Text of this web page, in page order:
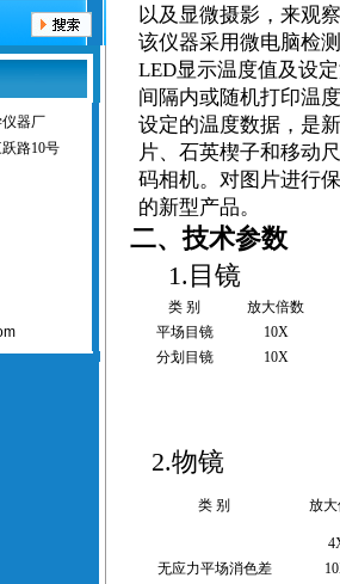
器厂
路10号
以及显微摄影，来观
该仪器采用微电脑检
LED显示温度值及设
间隔内或随机打印温
设定的温度数据，是
片、石英楔子和移动
码相机。对图片进行
的新型产品。
二、技术参数
1. 目镜
类 别
放大倍数
平场目镜
10X
分划目镜
10X
2.物镜
类 别 放
无应力平场消色差